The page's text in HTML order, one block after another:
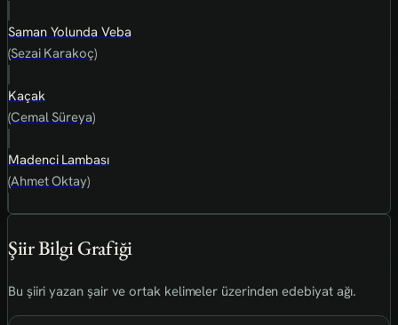
Saman Yolunda Veba
(Sezai Karakoç)
Kaçak
(Cemal Süreya)
Madenci Lambası
(Ahmet Oktay)
Şiir Bilgi Grafiği
Bu şiiri yazan şair ve ortak kelimeler üzerinden edebiyat ağı.